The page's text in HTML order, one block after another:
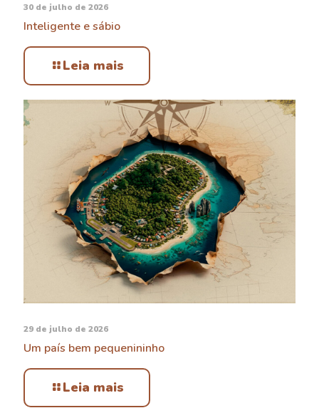
30 de julho de 2026
Inteligente e sábio
Leia mais
29 de julho de 2026
Um país bem pequenininho
Leia mais